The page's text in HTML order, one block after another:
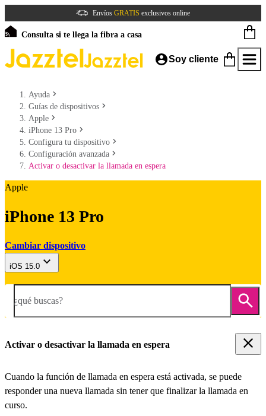
Envíos GRATIS exclusivos online
Consulta si te llega la fibra a casa
Soy cliente
Ayuda
Guías de dispositivos
Apple
iPhone 13 Pro
Configura tu dispositivo
Configuración avanzada
Activar o desactivar la llamada en espera
Apple
iPhone 13 Pro
Cambiar dispositivo
iOS 15.0
¿qué buscas?
Activar o desactivar la llamada en espera
Cuando la función de llamada en espera está activada, se puede
responder una nueva llamada sin tener que finalizar la llamada en
curso.